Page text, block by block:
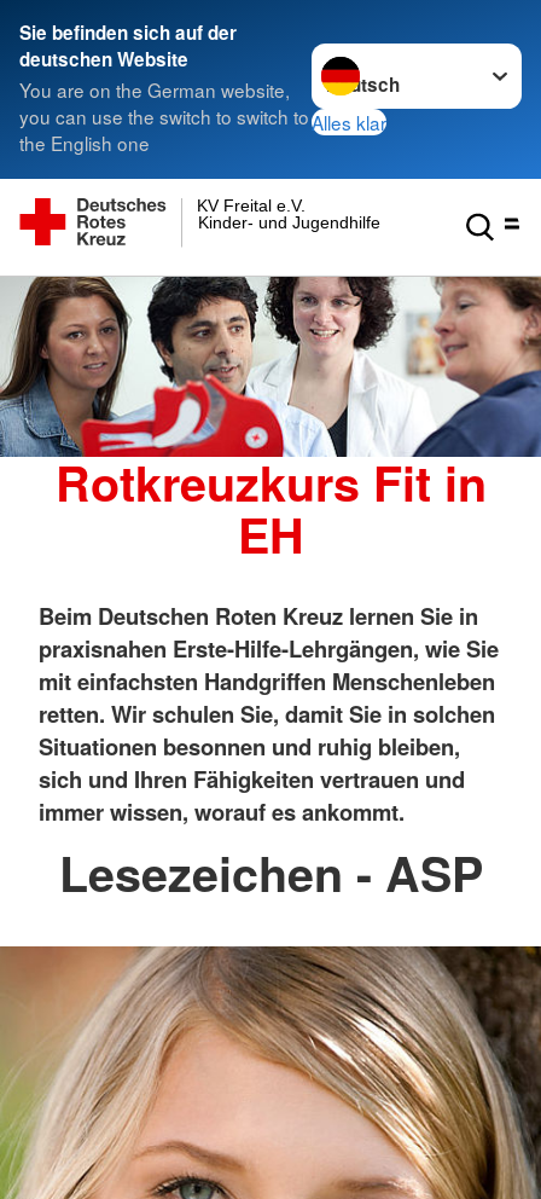
Sie befinden sich auf der
deutschen Website
You are on the German website,
you can use the switch to switch to
the English one
Sprache wechseln zu
Alles klar
Kinder- und Jugendhilfe gGmbH
KV Freital e.V.
Rotkreuzkurs Fit in
EH
Beim Deutschen Roten Kreuz lernen Sie in
praxisnahen Erste-Hilfe-Lehrgängen, wie Sie
mit einfachsten Handgriffen Menschenleben
retten. Wir schulen Sie, damit Sie in solchen
Situationen besonnen und ruhig bleiben,
sich und Ihren Fähigkeiten vertrauen und
immer wissen, worauf es ankommt.
Lesezeichen - ASP